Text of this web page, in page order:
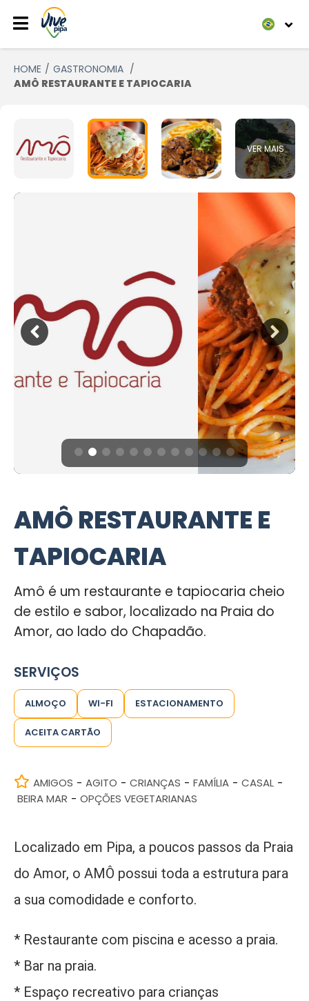
HOME
GASTRONOMIA
AMÔ RESTAURANTE E TAPIOCARIA
VER MAIS
AMÔ RESTAURANTE E
TAPIOCARIA
Amô é um restaurante e tapiocaria cheio
de estilo e sabor, localizado na Praia do
Amor, ao lado do Chapadão.
SERVIÇOS
ALMOÇO WI-FI ESTACIONAMENTO
ACEITA CARTÃO
AMIGOS - AGITO - CRIANÇAS - FAMÍLIA - CASAL -
BEIRA MAR - OPÇÕES VEGETARIANAS
Localizado em Pipa, a poucos passos da Praia
do Amor, o AMÔ possui toda a estrutura para
a sua comodidade e conforto.
* Restaurante com piscina e acesso a praia.
* Bar na praia.
* Espaço recreativo para crianças